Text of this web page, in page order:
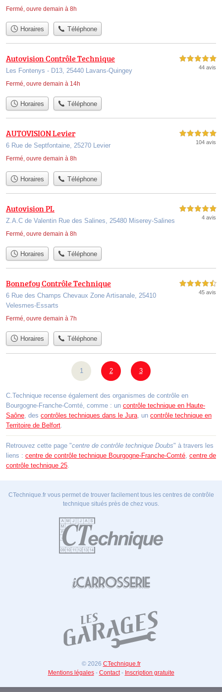
Fermé, ouvre demain à 8h
Horaires Téléphone
Autovision Contrôle Technique
Les Fontenys - D13, 25440 Lavans-Quingey
Fermé, ouvre demain à 14h
5,0 étoiles sur 5
44 avis
Horaires Téléphone
AUTOVISION Levier
6 Rue de Septfontaine, 25270 Levier
Fermé, ouvre demain à 8h
5,0 étoiles sur 5
104 avis
Horaires Téléphone
Autovision PL
Z.A.C de Valentin Rue des Salines, 25480 Miserey-Salines
Fermé, ouvre demain à 8h
5,0 étoiles sur 5
4 avis
Horaires Téléphone
Bonnefoy Contrôle Technique
6 Rue des Champs Chevaux Zone Artisanale, 25410
Velesmes-Essarts
Fermé, ouvre demain à 7h
4,5 étoiles sur 5
45 avis
Horaires Téléphone
1 2 3
C.Technique recense également des organismes de contrôle en
Bourgogne-Franche-Comté, comme : un contrôle technique en Haute-
Saône , des contrôles techniques dans le Jura , un contrôle technique en
Territoire de Belfort
Retrouvez cette page "centre de contrôle technique Doubs" à travers les
liens : centre de contrôle technique Bourgogne-Franche-Comté centre de
contrôle technique 25
CTechnique.fr vous permet de trouver facilement tous les centres de contrôle
technique situés près de chez vous.
© 2026 CTechnique.fr
Mentions légales- Contact- Inscription gratuite